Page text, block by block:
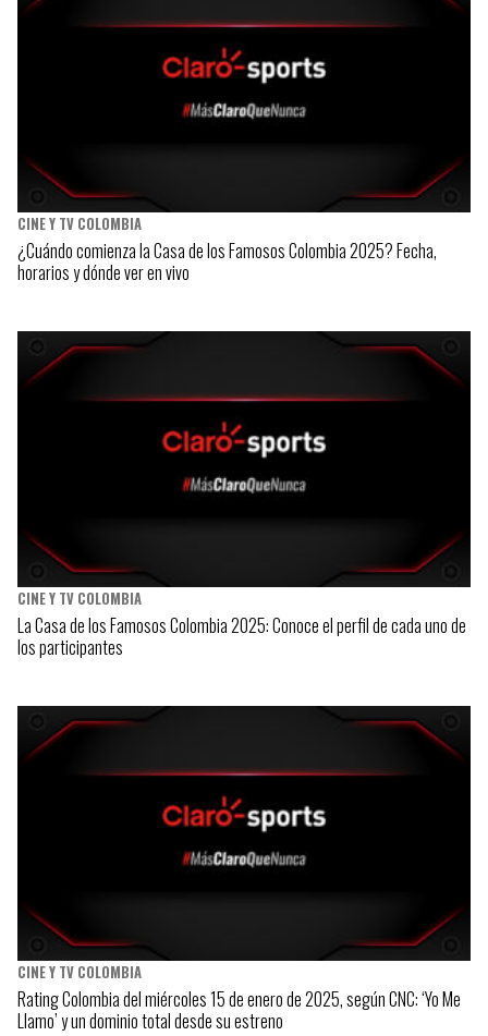
CINE Y TV COLOMBIA
¿Cuándo comienza la Casa de los Famosos Colombia 2025? Fecha,
horarios y dónde ver en vivo
CINE Y TV COLOMBIA
La Casa de los Famosos Colombia 2025: Conoce el perfil de cada uno de
los participantes
CINE Y TV COLOMBIA
Rating Colombia del miércoles 15 de enero de 2025, según CNC: ‘Yo Me
Llamo’ y un dominio total desde su estreno